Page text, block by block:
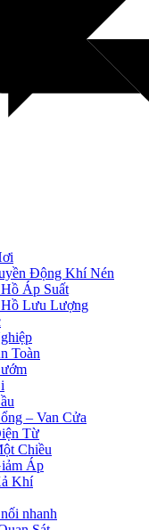
Động Khí Nén
Áp Suất
Lưu Lượng
Toàn
– Van Cửa
Từ
Chiều
Áp
Khí
nhanh